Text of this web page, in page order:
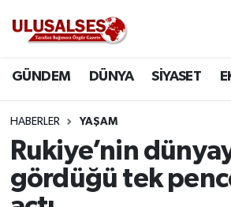
GÜNDEM DÜNYA SİYASET
HABERLER YAŞAM
Rukiye’nin
gördüğü tek
DÜNYA
SİYASET
EKONOMİ
Trafik Durumu
Süper Lig Puan Durumu ve
Tüm Manşetler